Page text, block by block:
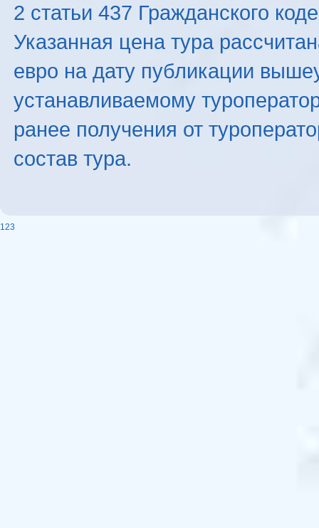
2 статьи 437 Гражданского
Указанная цена тура
евро на дату публикации
устанавливаемому
ранее получения от
состав тура.
123